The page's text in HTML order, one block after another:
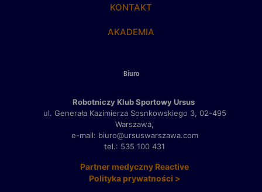
KONTAKT
AKADEMIA
Biuro
Robotniczy Klub Sportowy Ursus
ul. Generała Kazimierza Sosnkowskiego 3, 02-495
Warszawa,
e-mail: biuro@ursuswarszawa.com
tel.: 535 100 431
Partner medyczny Reactive
Polityka prywatności >